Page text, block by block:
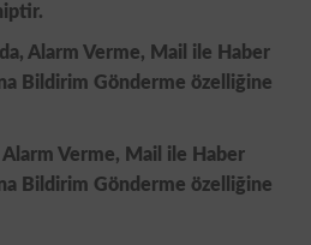
Alarm Verme, Mail ile Haber
Bildirim Gönderme özelliğine
Alarm Verme, Mail ile Haber
Bildirim Gönderme özelliğine